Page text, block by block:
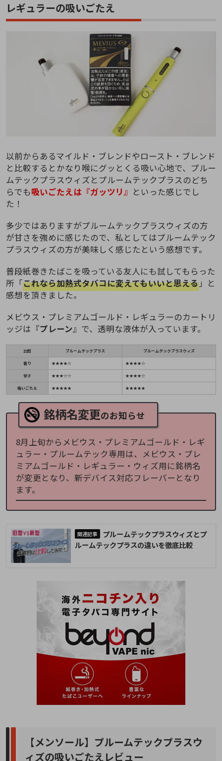
レギュラーの吸いごたえ
以前からあるマイルド・ブレンドやロースト・ブレンド
と比較するとかなり喉にグッとくる吸い心地で、プルー
ムテックプラスウィズとプルームテックプラスのどち
らでも吸いごたえは『ガッツリ』 といった感じでし
た！
多少ではありますがプルームテックプラスウィズの方
が甘さを強めに感じたので、私としてはプルームテック
プラスウィズの方が美味しく感じたという感想です。
普段紙巻きたばこを吸っている友人にも試してもらった
所「これなら加熱式タバコに変えてもいいと思える」と
感想を頂きました。
メビウス・プレミアムゴールド・レギュラーのカートリ
ッジは『プレーン』で、透明な液体が入っています。
比較 プルームテックプラス プルームテックプラスウィズ
香り ★★★★☆ ★★★★☆
甘さ ★★★☆☆ ★★★★☆
吸いごたえ ★★★★★ ★★★★★
銘柄名変更のお知らせ
8月上旬からメビウス・プレミアムゴールド・レギ
ュラー・プルームテック専用は、メビウス・プレ
ミアムゴールド・レギュラー・ウィズ用に銘柄名
が変更となり、新デバイス対応フレーバーとなり
ます。
プルームテックプラスウィズとプ
ルームテックプラスの違いを徹底比較
【メンソール】プルームテックプラスウ
ィズの吸いごたえレビュー